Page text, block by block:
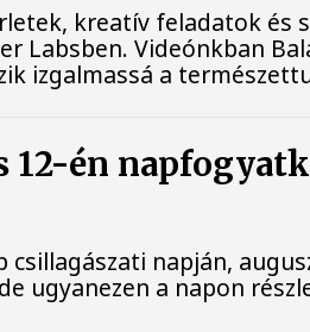
kreatív feladatok és
Labsben. Videónkban
izgalmassá a
12-én
csillagászati napján,
ugyanezen a napon